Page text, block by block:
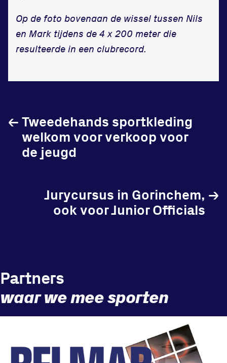
Op de foto bovenaan de wissel tussen Nils
en Mark tijdens de 4 x 200 meter die
resulteerde in een clubrecord.
Tweedehands sportkleding
welkom voor verkoop voor
de jeugd
←
Jurycursus in Gorinchem,
ook voor Junior Officials
→
Partners
waar we mee sporten